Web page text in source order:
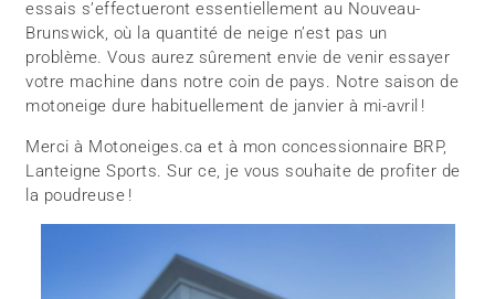
essais s’effectueront essentiellement au Nouveau-
Brunswick, où la quantité de neige n’est pas un
problème. Vous aurez sûrement envie de venir essayer
votre machine dans notre coin de pays. Notre saison de
motoneige dure habituellement de janvier à mi-avril !
Merci à Motoneiges.ca et à mon concessionnaire BRP,
Lanteigne Sports. Sur ce, je vous souhaite de profiter de
la poudreuse !